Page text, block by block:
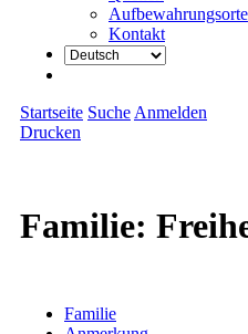
Aufbewahrungsorte
Kontakt
Startseite Suche Anmelden
Drucken
Familie:
Familie